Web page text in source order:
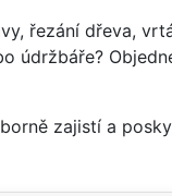
řezání dřeva,
údržbáře?
zajistí a